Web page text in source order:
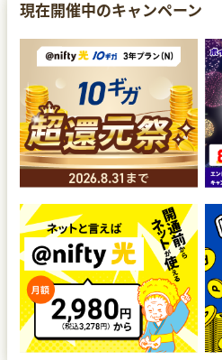
現在開催中のキャンペーン